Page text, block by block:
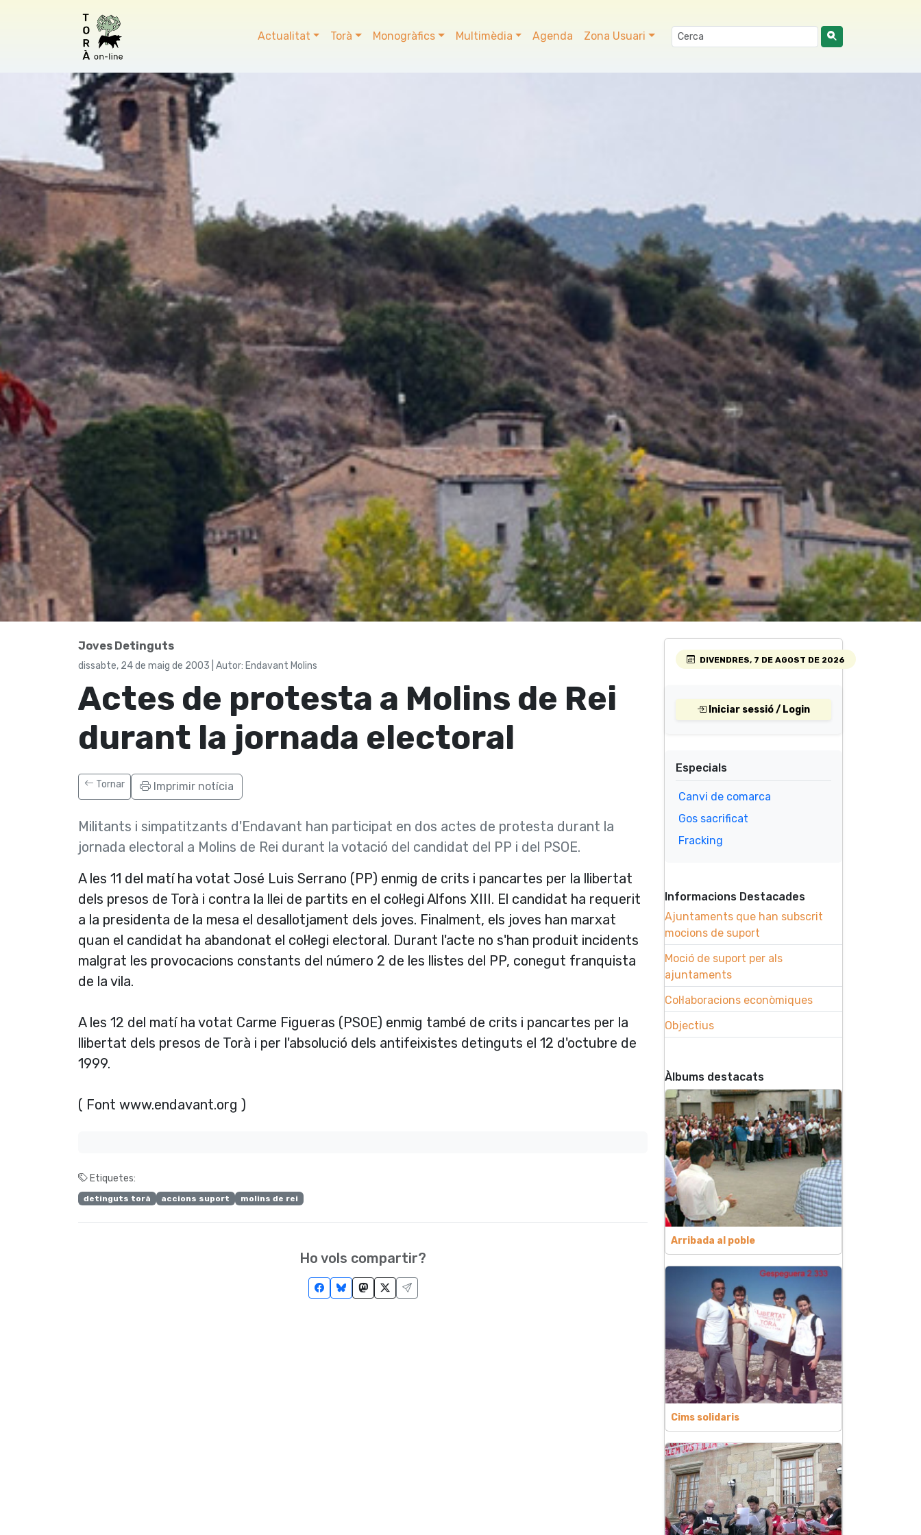
Actualitat Torà Monogràfics Multimèdia Agenda Zona Usuari
Joves Detinguts
dissabte, 24 de maig de 2003 | Autor: Endavant Molins
Actes de protesta a Molins de Rei
durant la jornada electoral
Tornar Imprimir notícia
Militants i simpatitzants d'Endavant han participat en dos actes de protesta durant la
jornada electoral a Molins de Rei durant la votació del candidat del PP i del PSOE.
A les 11 del matí­ ha votat José Luis Serrano (PP) enmig de crits i pancartes per la llibertat
dels presos de Torà i contra la llei de partits en el col·legi Alfons XIII. El candidat ha requerit
a la presidenta de la mesa el desallotjament dels joves. Finalment, els joves han marxat
quan el candidat ha abandonat el col·legi electoral. Durant l'acte no s'han produit incidents
malgrat les provocacions constants del número 2 de les llistes del PP, conegut franquista
de la vila.
A les 12 del matí­ ha votat Carme Figueras (PSOE) enmig també de crits i pancartes per la
llibertat dels presos de Torà i per l'absolució dels antifeixistes detinguts el 12 d'octubre de
1999.
( Font www.endavant.org )
Etiquetes:
detinguts torà accions suport molins de rei
Ho vols compartir?
DIVENDRES, 7 DE AGOST DE 2026
Iniciar sessió / Login
Especials
Canvi de comarca
Gos sacrificat
Fracking
Informacions Destacades
Ajuntaments que han subscrit
mocions de suport
Moció de suport per als
ajuntaments
Col·laboracions econòmiques
Objectius
Àlbums destacats
Arribada al poble
Cims solidaris